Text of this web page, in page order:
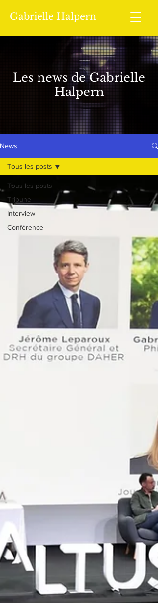
Gabrielle Halpern
Les news de Gabrielle
Halpern
News
Tous les posts
Tribune
Interview
Conférence
Tous les posts